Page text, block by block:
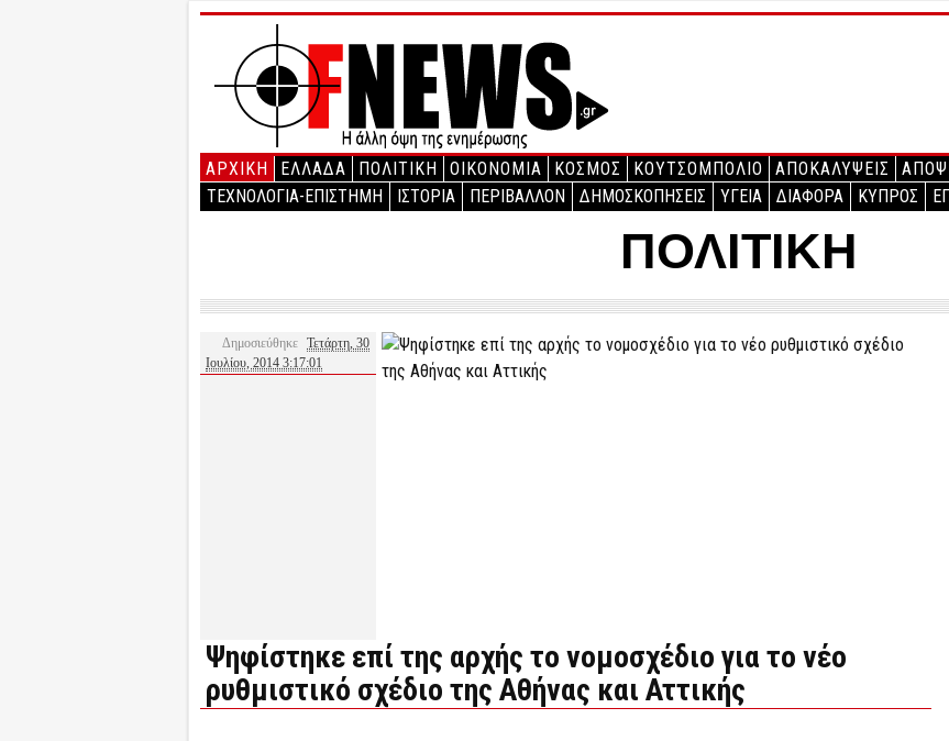
ΑΡΧΙΚΉ ΕΛΛΑΔΑ ΠΟΛΙΤΙΚΗ ΟΙΚΟΝΟΜΙΑ ΚΟΣΜΟΣ ΚΟΥΤΣΟΜΠΟΛΙΟ ΑΠΟΚΑΛΥΨΕΙΣ
ΤΕΧΝΟΛΟΓΙΑ-ΕΠΙΣΤΗΜΗ
ΙΣΤΟΡΙΑ ΠΕΡΙΒΑΛΛΟΝ ΔΗΜΟΣΚΟΠΗΣΕΙΣ ΥΓΕΙΑ ΔΙΑΦΟΡΑ ΚΥΠΡΟΣ
ΠΟΛΙΤΙΚΗ
Δημοσιεύθηκε Τετάρτη, 30
Ιουλίου, 2014 3:17:01
Ψηφίστηκε επί της αρχής το νομοσχέδιο για το νέο
ρυθμιστικό σχέδιο της Αθήνας και Αττικής